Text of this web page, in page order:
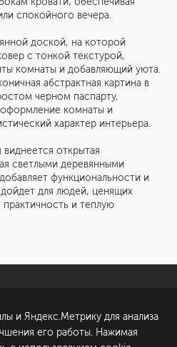
спокойного вечера.
доской, на которой
с тонкой текстурой,
комнаты и добавляющий уюта.
абстрактная картина в
черном паспарту,
комнаты и
характер интерьера.
открытая
светлыми деревянными
функциональности и
для людей, ценящих
и теплую
Обсудить проект
6
и Яндекс.Метрику для анализа
его работы. Нажимая